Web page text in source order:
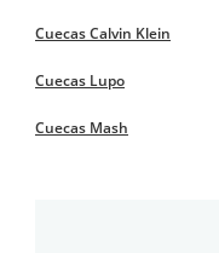
Cuecas Calvin Klein
Cuecas Lupo
Cuecas Mash